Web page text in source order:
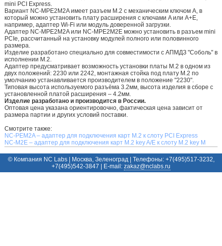
mini PCI Express.
Вариант NC-MPE2M2A имеет разъем M.2 c механическим ключом A, в
который можно установить плату расширения c ключами A или A+E,
например, адаптер Wi-Fi или модуль доверенной загрузки.
Адаптер NC-MPE2M2A или NC-MPE2M2E можно установить в разъем mini
PCIe, рассчитанный на установку модулей полного или половинного
размера.
Изделие разработано специально для совместимости с АПМДЗ "Соболь" в
исполнении M.2.
Адаптер предусматривает возможность установки платы M.2 в одном из
двух положений: 2230 или 2242, монтажная стойка под плату M.2 по
умолчанию устанавливается производителем в положение "2230".
Типовая высота используемого разъёма 3.2мм, высота изделия в сборе с
установленной платой расширения – 4.2мм.
Изделие разработано и производится в России.
Оптовая цена указана ориентировочно, фактическая цена зависит от
размера партии и других условий поставки.
Смотрите также:
NC-PEM2A – адаптер для подключения карт M.2 к слоту PCI Express
NC-M2E – адаптер для подключения карт M.2 key A/E к слоту M.2 key M
© Компания NC Labs | Москва, Зеленоград | Телефоны: +7(495)517-3232,
+7(495)542-3847 | E-mail: ur.sbalcn@zakaz